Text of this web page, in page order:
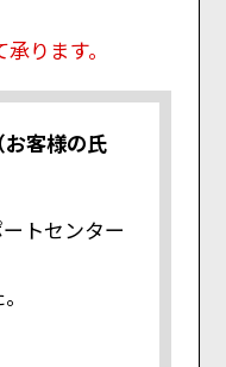
ります。
客様の氏
トセンター